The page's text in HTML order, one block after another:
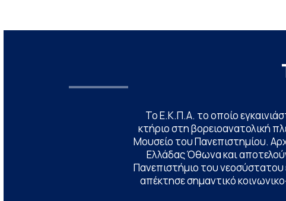
Το Ε.Κ.Π.Α. το οποίο
κτήριο στη βορειοανατολική
Μουσείο του Πανεπιστημίου.
Ελλάδας Όθωνα και
Πανεπιστήμιο του νεοσύστατου
απέκτησε σημαντικό